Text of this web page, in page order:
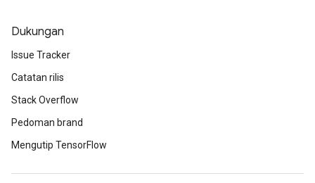
Dukungan
Issue Tracker
Catatan rilis
Stack Overflow
Pedoman brand
Mengutip TensorFlow